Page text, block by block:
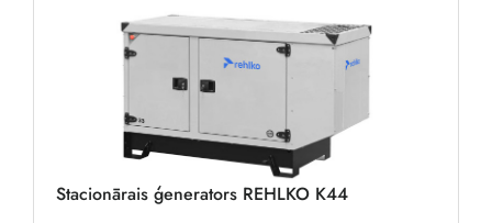
Stacionārais ģenerators REHLKO K44